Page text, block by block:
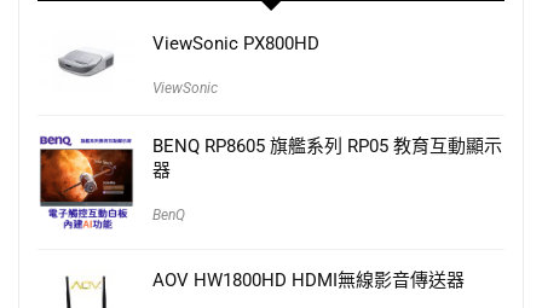
ViewSonic PX800HD
ViewSonic
BENQ RP8605 旗艦系列 RP05 教育互動顯示
器
BenQ
AOV HW1800HD HDMI無線影音傳送器